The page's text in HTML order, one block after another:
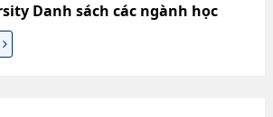
Danh sách các ngành học